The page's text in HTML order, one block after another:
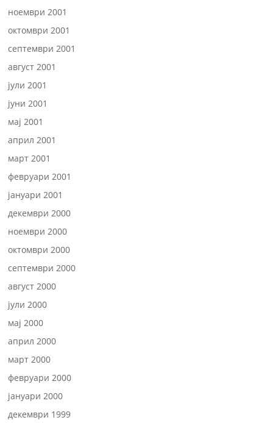
ноември 2001
октомври 2001
септември 2001
август 2001
јули 2001
јуни 2001
мај 2001
април 2001
март 2001
февруари 2001
јануари 2001
декември 2000
ноември 2000
октомври 2000
септември 2000
август 2000
јули 2000
мај 2000
април 2000
март 2000
февруари 2000
јануари 2000
декември 1999